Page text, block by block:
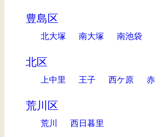
豊島区
北大塚 南大塚 南池袋
北区
上中里 王子 西ケ原
荒川区
荒川 西日暮里